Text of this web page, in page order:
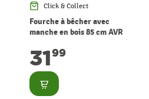
Click & Collect
Fourche à bêcher avec
manche en bois 85 cm AVR
3199
Consulter